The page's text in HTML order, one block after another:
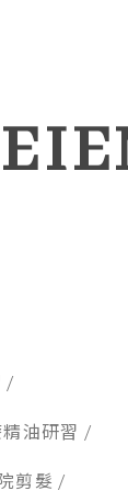
/
油研習 /
剪髮 /